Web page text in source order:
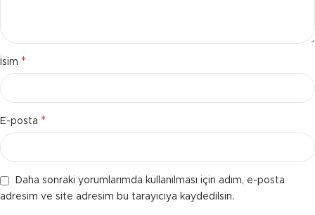
İsim *
E-posta *
Daha sonraki yorumlarımda kullanılması için adım, e-posta
adresim ve site adresim bu tarayıcıya kaydedilsin.